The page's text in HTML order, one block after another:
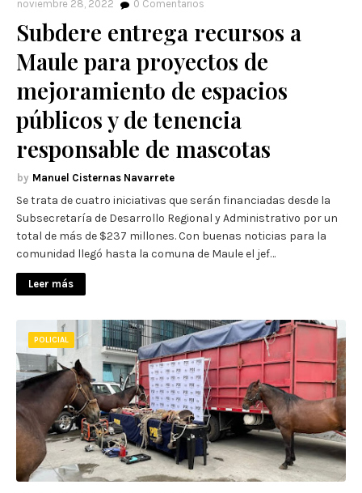
noviembre 28, 2022 0 Comentarios
Subdere entrega recursos a
Maule para proyectos de
mejoramiento de espacios
públicos y de tenencia
responsable de mascotas
Manuel Cisternas Navarrete
Se trata de cuatro iniciativas que serán financiadas desde la
Subsecretaría de Desarrollo Regional y Administrativo por un
total de más de $237 millones. Con buenas noticias para la
comunidad llegó hasta la comuna de Maule el jef…
Leer más
POLICIAL